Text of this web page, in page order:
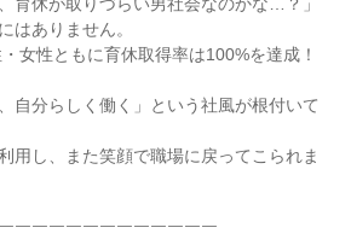
はありません。
女性ともに育休取得率は100%を達成！
自分らしく働く」という社風が根付いて
用し、また笑顔で職場に戻ってこられま
￣￣￣￣￣￣￣￣￣￣￣￣